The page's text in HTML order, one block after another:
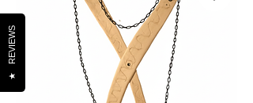
★
REVIEWS